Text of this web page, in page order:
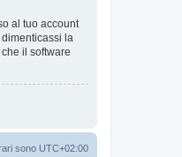
al tuo account
la
il software
sono UTC+02:00